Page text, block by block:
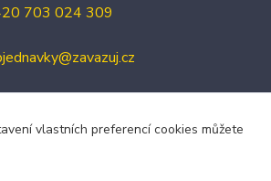
703 024 309
vlastních preferencí cookies můžete